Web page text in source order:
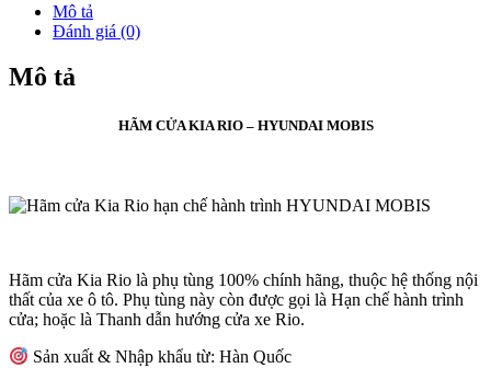
Mô tả
Đánh giá (0)
Mô tả
HÃM CỬA KIA RIO – HYUNDAI MOBIS
Hãm cửa Kia Rio là phụ tùng 100% chính hãng, thuộc hệ thống nội
thất của xe ô tô. Phụ tùng này còn được gọi là Hạn chế hành trình
cửa; hoặc là Thanh dẫn hướng cửa xe Rio.
Sản xuất & Nhập khẩu từ: Hàn Quốc